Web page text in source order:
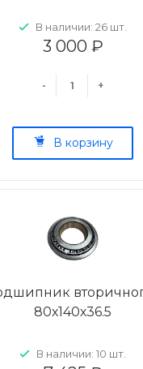
В наличии: 26 шт.
3 000 ₽
- +
В корзину
80х140х36.5
В наличии: 10 шт.